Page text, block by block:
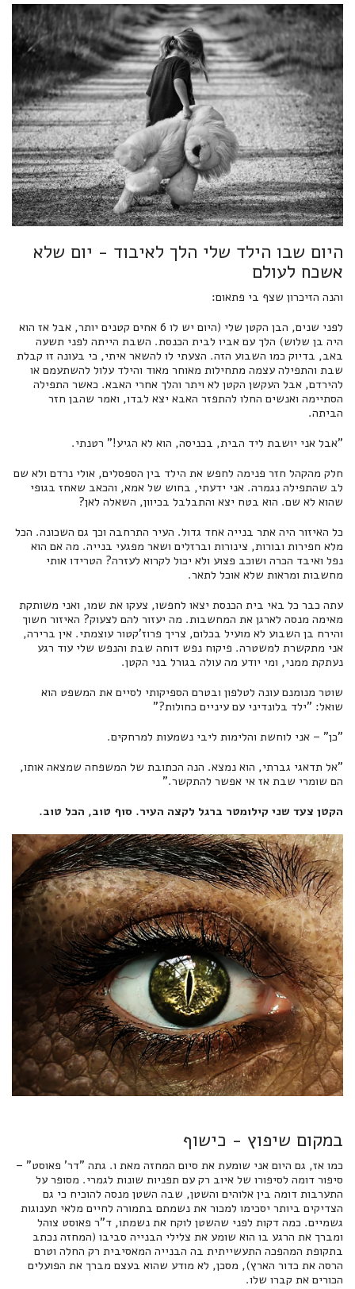
היום שבו הילד שלי הלך לאיבוד - יום שלא
אשכח לעולם
והנה הזיכרון שצף בי פתאום:
לפני שנים, הבן הקטן שלי (היום יש לו 6 אחים קטנים יותר, אבל אז הוא
היה בן שלוש) הלך עם אביו לבית הכנסת. השבת הייתה לפני תשעה
באב, בדיוק כמו השבוע הזה. הצעתי לו להשאר איתי, כי בעונה זו קבלת
שבת והתפילה עצמה מתחילות מאוחר מאוד והילד עלול להשתעמם או
להירדם, אבל העקשן הקטן לא ויתר והלך אחרי האבא. כאשר התפילה
הסתיימה ואנשים החלו להתפזר האבא יצא לבדו, ואמר שהבן חזר
הביתה.
"אבל אני יושבת ליד הבית, בכניסה, הוא לא הגיע!" רטנתי.
חלק מהקהל חזר פנימה לחפש את הילד בין הספסלים, אולי נרדם ולא שם
לב שהתפילה נגמרה. אני ידעתי, בחוש של אמא, והכאב שאחז בגופי
שהוא לא שם. הוא בטח יצא והתבלבל בכיוון, השאלה לאן?
כל האיזור היה אתר בנייה אחד גדול. העיר התרחבה וכך גם השכונה. הכל
מלא חפירות ובורות, צינורות וברזלים ושאר מפגעי בנייה. מה אם הוא
נפל ואיבד הכרה ושוכב פצוע ולא יכול לקרוא לעזרה? הטרידו אותי
מחשבות ומראות שלא אוכל לתאר.
עתה כבר כל באי בית הכנסת יצאו לחפשו, צעקו את שמו, ואני משותקת
מאימה מנסה לארגן את המחשבות. מה יעזור להם לצעוק? האיזור חשוך
והירח בן השבוע לא מועיל בכלום, צריך פרוז'קטור עוצמתי. אין ברירה,
אני מתקשרת למשטרה. פיקוח נפש דוחה שבת והנפש שלי עוד רגע
נעתקת ממני, ומי יודע מה עולה בגורל בני הקטן.
שוטר מנומנם עונה לטלפון ובטרם הספיקותי לסיים את המשפט הוא
שואל: "ילד בלונדיני עם עיניים כחולות?"
"כן" – אני לוחשת והלימות ליבי נשמעות למרחקים.
"אל תדאגי גברתי, הוא נמצא. הנה הכתובת של המשפחה שמצאה אותו,
הם שומרי שבת אז אי אפשר להתקשר."
הקטן צעד שני קילומטר ברגל לקצה העיר. סוף טוב, הכל טוב.
במקום שיפוץ - כישוף
כמו אז, גם היום אני שומעת את סיום המחזה מאת ו. גתה "דר' פאוסט" –
סיפור דומה לסיפורו של איוב רק עם תפניות שונות לגמרי. מסופר על
התערבות דומה בין אלוהים והשטן, שבה השטן מנסה להוכיח כי גם
הצדיקים ביותר יסכימו למכור את נשמתם בתמורה לחיים מלאי תענוגות
גשמיים. כמה דקות לפני שהשטן לוקח את נשמתו, ד"ר פאוסט צוהל
ומברך את הרגע בו הוא שומע את צלילי הבנייה סביבו (המחזה נכתב
בתקופת המהפכה התעשייתית בה הבנייה המאסיבית רק החלה וטרם
הרסה את כדור הארץ), מסכן, לא מודע שהוא בעצם מברך את הפועלים
הכורים את קברו שלו.